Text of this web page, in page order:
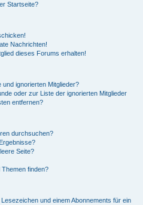
Startseite?
Nachrichten!
dieses Forums erhalten!
ignorierten Mitglieder?
oder zur Liste der ignorierten Mitglieder
entfernen?
durchsuchen?
Seite?
finden?
und einem Abonnements für ein